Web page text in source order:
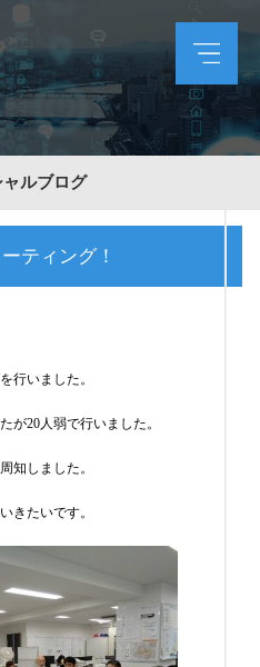
ルブログ
ティング！
行いました。
が20人弱で行いました。
知しました。
きたいです。